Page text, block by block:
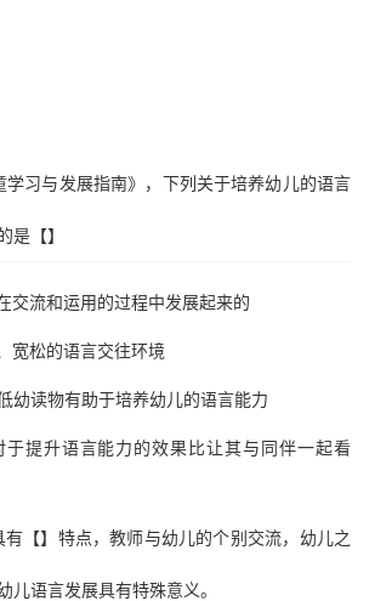
习与发展指南》，下列关于培养幼儿的语言
是【】
交流和运用的过程中发展起来的
宽松的语言交往环境
幼读物有助于培养幼儿的语言能力
于提升语言能力的效果比让其与同伴一起看
【】特点，教师与幼儿的个别交流，幼儿之
儿语言发展具有特殊意义。